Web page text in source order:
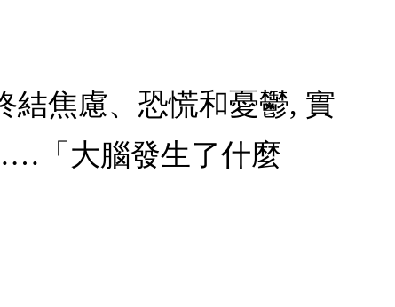
結焦慮、恐慌和憂鬱, 實
「大腦發生了什麼